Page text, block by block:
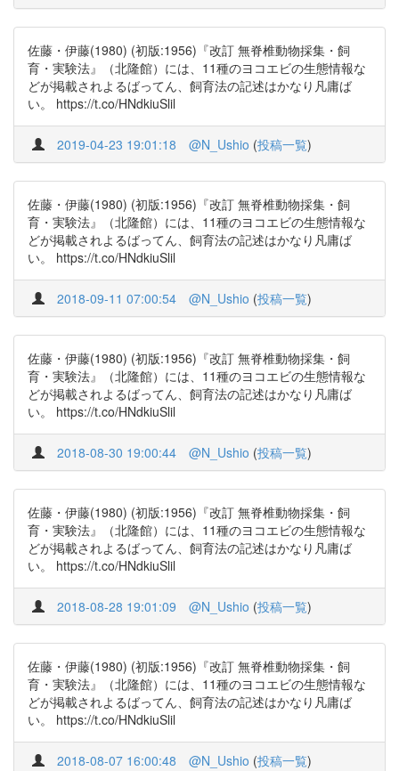
佐藤・伊藤(1980) (初版:1956)『改訂 無脊椎動物採集・飼
育・実験法』（北隆館）には、11種のヨコエビの生態情報な
どが掲載されよるばってん、飼育法の記述はかなり凡庸ば
い。 https://t.co/HNdkiuSlil
2019-04-23 19:01:18 @N_Ushio (投稿一覧)
佐藤・伊藤(1980) (初版:1956)『改訂 無脊椎動物採集・飼
育・実験法』（北隆館）には、11種のヨコエビの生態情報な
どが掲載されよるばってん、飼育法の記述はかなり凡庸ば
い。 https://t.co/HNdkiuSlil
2018-09-11 07:00:54 @N_Ushio (投稿一覧)
佐藤・伊藤(1980) (初版:1956)『改訂 無脊椎動物採集・飼
育・実験法』（北隆館）には、11種のヨコエビの生態情報な
どが掲載されよるばってん、飼育法の記述はかなり凡庸ば
い。 https://t.co/HNdkiuSlil
2018-08-30 19:00:44 @N_Ushio (投稿一覧)
佐藤・伊藤(1980) (初版:1956)『改訂 無脊椎動物採集・飼
育・実験法』（北隆館）には、11種のヨコエビの生態情報な
どが掲載されよるばってん、飼育法の記述はかなり凡庸ば
い。 https://t.co/HNdkiuSlil
2018-08-28 19:01:09 @N_Ushio (投稿一覧)
佐藤・伊藤(1980) (初版:1956)『改訂 無脊椎動物採集・飼
育・実験法』（北隆館）には、11種のヨコエビの生態情報な
どが掲載されよるばってん、飼育法の記述はかなり凡庸ば
い。 https://t.co/HNdkiuSlil
2018-08-07 16:00:48 @N_Ushio (投稿一覧)